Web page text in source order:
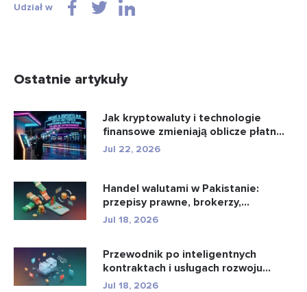
Udział w
Ostatnie artykuły
Jak kryptowaluty i technologie
finansowe zmieniają oblicze płatn...
Jul 22, 2026
Handel walutami w Pakistanie:
przepisy prawne, brokerzy,
aplikacje...
Jul 18, 2026
Przewodnik po inteligentnych
kontraktach i usługach rozwoju
intel...
Jul 18, 2026